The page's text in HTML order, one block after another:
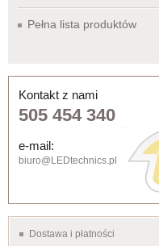
Pełna lista produktów
Kontakt z nami
505 454 340
e-mail:
biuro@LEDtechnics.pl
Dostawa i płatności